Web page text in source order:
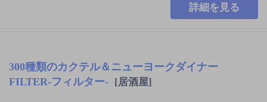
詳細を見る
300種類のカクテル＆ニューヨークダイナー
FILTER‐フィルター‐
[居酒屋]